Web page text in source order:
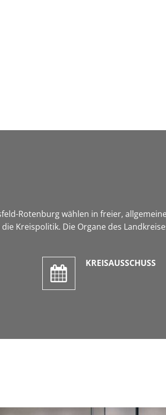
Rotenburg wählen in freier,
Kreispolitik. Die Organe des
KREISAUSSCHUSS